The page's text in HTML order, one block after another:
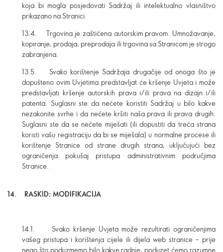
koja bi mogla posjedovati Sadržaj ili intelektualno vlasništvo
prikazano na Stranici.
13.4. Trgovina je zaštićena autorskim pravom. Umnožavanje,
kopiranje, prodaja, preprodaja ili trgovina sa Stranicom je strogo
zabranjena.
13.5. Svako korištenje Sadržaja drugačije od onoga što je
dopušteno ovim Uvjetima predstavljat će kršenje Uvjeta i može
predstavljati kršenje autorskih prava i/ili prava na dizajn i/ili
patenta. Suglasni ste da nećete koristiti Sadržaj u bilo kakve
nezakonite svrhe i da nećete kršiti naša prava ili prava drugih.
Suglasni ste da se nećete miješati (ili dopustiti da treća strana
koristi vašu registraciju da bi se miješala) u normalne procese ili
korištenje Stranice od strane drugih strana, uključujući bez
ograničenja pokušaj pristupa administrativnim područjima
Stranice.
14. RASKID; MODIFIKACIJA
14.1. Svako kršenje Uvjeta može rezultirati ograničenjima
vašeg pristupa i korištenja cijele ili dijela web stranice – prije
nego što poduzmemo bilo kakve radnje, poduzet ćemo razumne